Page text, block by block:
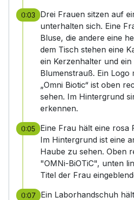
0:03
Drei Frauen sitzen auf
unterhalten sich. Eine
Bluse, die andere eine
dem Tisch stehen eine
ein Kerzenhalter und ein
Blumenstrauß. Ein
„Omni Biotic“ ist oben
sehen. Im Hintergrund
erkennen.
0:05
Eine Frau hält eine rosa
Im Hintergrund ist eine
Haube zu sehen. Oben
"OMNi-BiOTiC", unten
Titel der Frau
0:07
Ein Laborhandschuh